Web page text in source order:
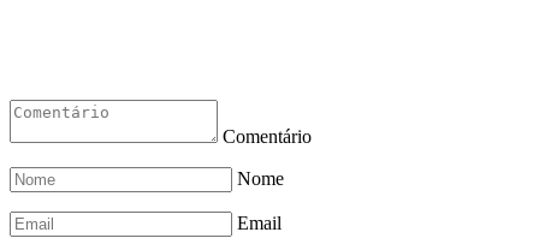
Comentário
Nome
Email